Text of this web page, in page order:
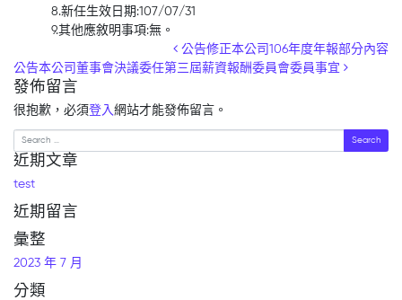
8.新任生效日期:107/07/31
9.其他應敘明事項:無。
公告修正本公司106年度年報部分內容
公告本公司董事會決議委任第三屆薪資報酬委員會委員事宜
發佈留言
很抱歉，必須登入網站才能發佈留言。
Search
近期文章
test
近期留言
彙整
2023 年 7 月
分類